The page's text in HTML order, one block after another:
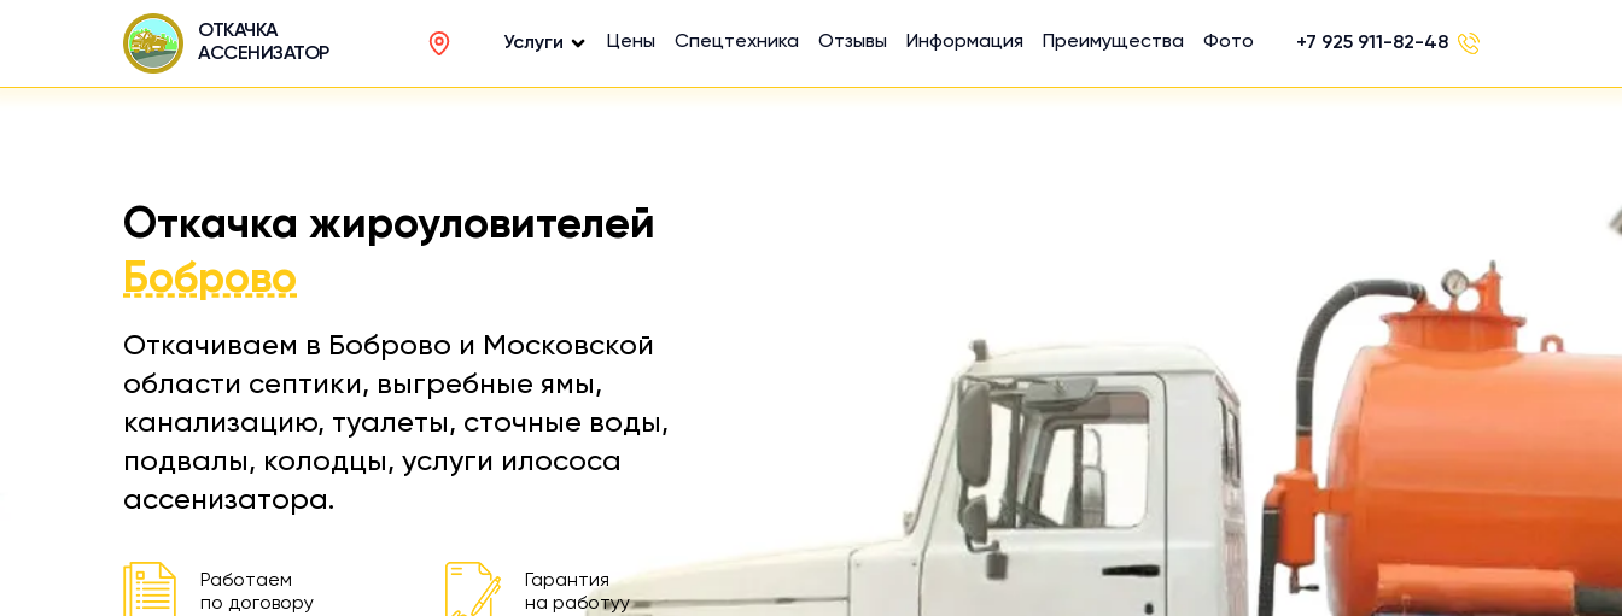
ОТКАЧКА
АССЕНИЗАТОР
Услуги Цены Спецтехника Отзывы Информация Преимущества Фото +7 925 911-82-48
Откачка жироуловителей
Боброво
Откачиваем в Боброво и Московской
области септики, выгребные ямы,
канализацию, туалеты, сточные воды,
подвалы, колодцы, услуги илососа
ассенизатора.
Работаем
по договору
Гарантия
на работуу